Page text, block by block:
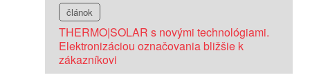
článok
THERMO|SOLAR s novými technológiami.
Elektronizáciou označovania bližšie k
zákazníkovi